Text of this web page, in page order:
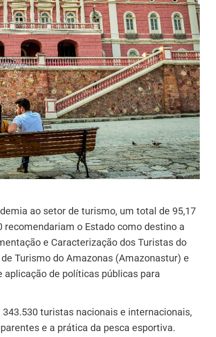
ao setor de turismo, um total de 95,17
o Estado como destino a
e Caracterização dos Turistas do
Turismo do Amazonas (Amazonastur) e
aplicação de políticas públicas para
turistas nacionais e internacionais,
e a prática da pesca esportiva.